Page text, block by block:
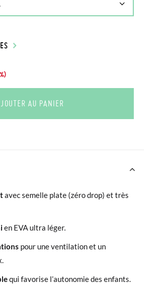
AU PANIER
avec semelle plate (zéro drop) et très
en EVA ultra léger.
pour une ventilation et un
qui favorise l’autonomie des enfants.